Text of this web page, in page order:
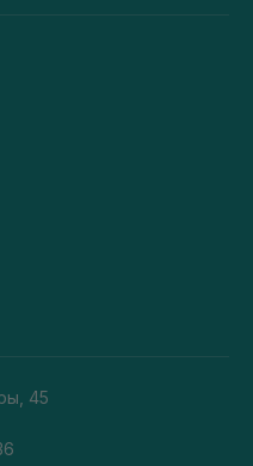
45